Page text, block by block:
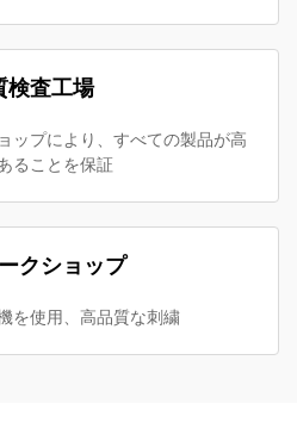
検査工場
ップにより、すべての製品が高
ることを保証
クショップ
を使用、高品質な刺繍